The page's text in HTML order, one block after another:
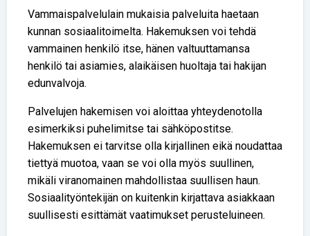
Vammaispalvelulain mukaisia palveluita haetaan
kunnan sosiaalitoimelta. Hakemuksen voi tehdä
vammainen henkilö itse, hänen valtuuttamansa
henkilö tai asiamies, alaikäisen huoltaja tai hakijan
edunvalvoja.
Palvelujen hakemisen voi aloittaa yhteydenotolla
esimerkiksi puhelimitse tai sähköpostitse.
Hakemuksen ei tarvitse olla kirjallinen eikä noudattaa
tiettyä muotoa, vaan se voi olla myös suullinen,
mikäli viranomainen mahdollistaa suullisen haun.
Sosiaalityöntekijän on kuitenkin kirjattava asiakkaan
suullisesti esittämät vaatimukset perusteluineen.